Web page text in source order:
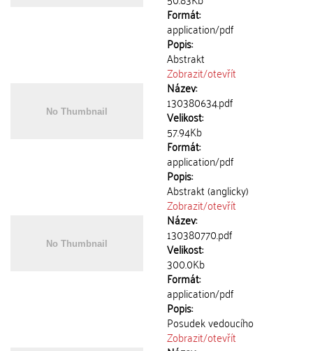
Formát:
application/pdf
Popis:
Abstrakt
Zobrazit/otevřít
Název:
130380634.pdf
Velikost:
57.94Kb
Formát:
application/pdf
Popis:
Abstrakt (anglicky)
Zobrazit/otevřít
Název:
130380770.pdf
Velikost:
300.0Kb
Formát:
application/pdf
Popis:
Posudek vedoucího
Zobrazit/otevřít